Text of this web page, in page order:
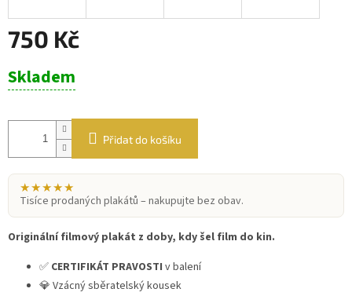
750 Kč
cena:
Skladem
Přidat do košíku
★★★★★
Tisíce prodaných plakátů – nakupujte bez obav.
Originální filmový plakát z doby, kdy šel film do kin.
✅ CERTIFIKÁT PRAVOSTI v balení
💎 Vzácný sběratelský kousek